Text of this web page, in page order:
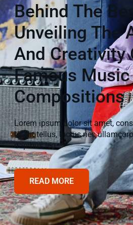
Behind The
Unveiling The
And Creativity
Famous Music
Compositions
Lorem ipsum dolor sit amet,
Ut elit tellus, luctus nec
dapibus leo.
READ MORE